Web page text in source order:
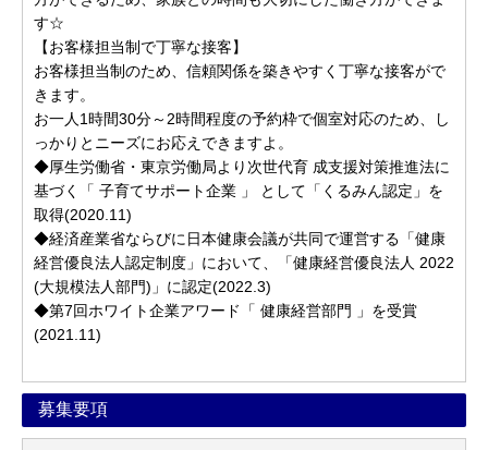
す☆
【お客様担当制で丁寧な接客】
お客様担当制のため、信頼関係を築きやすく丁寧な接客がで
きます。
お一人1時間30分～2時間程度の予約枠で個室対応のため、し
っかりとニーズにお応えできますよ。
◆厚生労働省・東京労働局より次世代育 成支援対策推進法に
基づく「 子育てサポート企業 」 として「くるみん認定」を
取得(2020.11)
◆経済産業省ならびに日本健康会議が共同で運営する「健康
経営優良法人認定制度」において、「健康経営優良法人 2022
(大規模法人部門)」に認定(2022.3)
◆第7回ホワイト企業アワード「 健康経営部門 」を受賞
(2021.11)
募集要項